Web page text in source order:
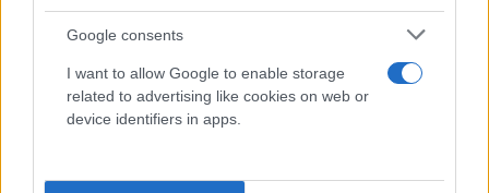
Google consents
I want to allow Google to enable storage
related to advertising like cookies on web or
device identifiers in apps.
07.08.2026 ΧΡΊΣΛΑ ΓΕΩΡΓΑΚΟΠΟΎΛΟΥ